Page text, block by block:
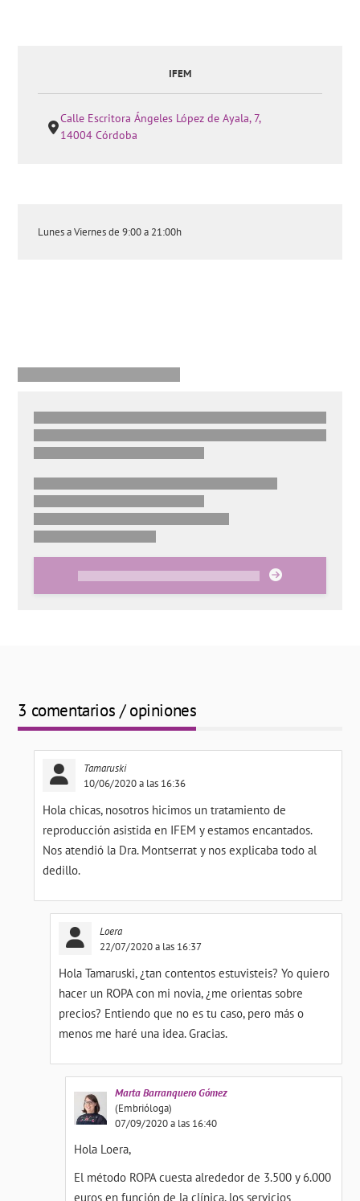
IFEM
Calle Escritora Ángeles López de Ayala, 7,
14004 Córdoba
Lunes a Viernes de 9:00 a 21:00h
3 comentarios / opiniones
Tamaruski
10/06/2020 a las 16:36
Hola chicas, nosotros hicimos un tratamiento de
reproducción asistida en IFEM y estamos encantados.
Nos atendió la Dra. Montserrat y nos explicaba todo al
dedillo.
Loera
22/07/2020 a las 16:37
Hola Tamaruski, ¿tan contentos estuvisteis? Yo quiero
hacer un ROPA con mi novia, ¿me orientas sobre
precios? Entiendo que no es tu caso, pero más o
menos me haré una idea. Gracias.
Marta Barranquero Gómez
(Embrióloga)
07/09/2020 a las 16:40
Hola Loera,
El método ROPA cuesta alrededor de 3.500 y 6.000
euros en función de la clínica, los servicios